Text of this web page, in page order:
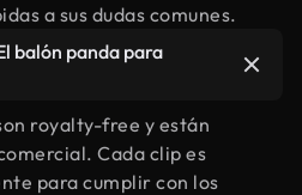
a sus dudas comunes.
balón panda para
royalty-free y están
Cada clip es
para cumplir con los